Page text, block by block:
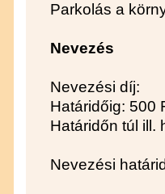
Parkolás a
Nevezés
Nevezési díj:
Határidőig: 500
Határidőn túl ill.
Nevezési